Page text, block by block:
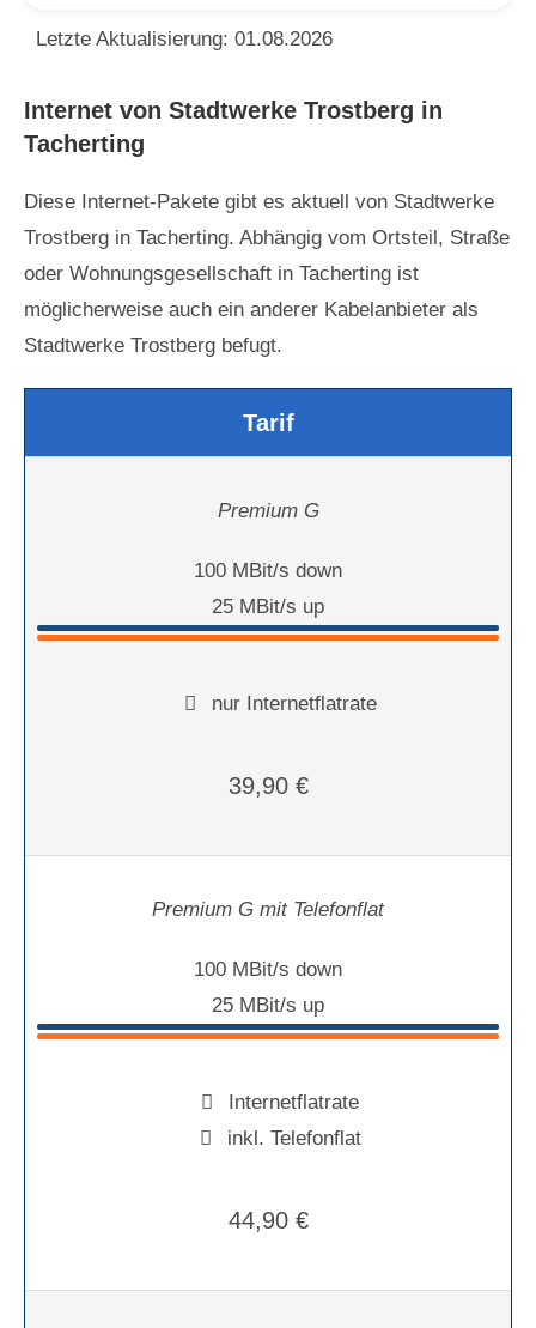
Letzte Aktualisierung: 01.08.2026
Internet von Stadtwerke Trostberg in
Tacherting
Diese Internet-Pakete gibt es aktuell von Stadtwerke
Trostberg in Tacherting. Abhängig vom Ortsteil, Straße
oder Wohnungsgesellschaft in Tacherting ist
möglicherweise auch ein anderer Kabelanbieter als
Stadtwerke Trostberg befugt.
Tarif
Premium G
100 MBit/s down
25 MBit/s up
nur Internetflatrate
39,90 €
Premium G mit Telefonflat
100 MBit/s down
25 MBit/s up
Internetflatrate
inkl. Telefonflat
44,90 €